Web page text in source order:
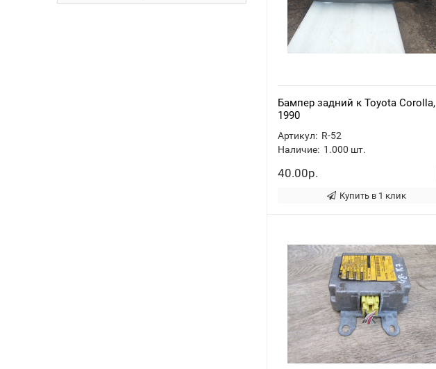
2001 1
Бампер задний к Toyota Corolla,
1990
Артикул: R-52
Наличие: 1.000 шт.
40.00р.
Купить в 1 клик